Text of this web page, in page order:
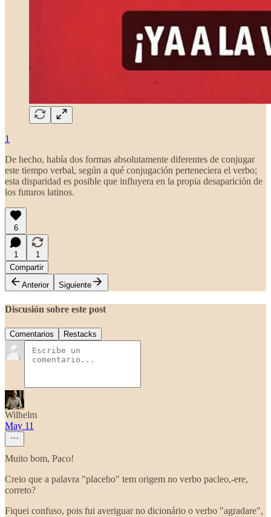
1
De hecho, había dos formas absolutamente diferentes de conjugar
este tiempo verbal, según a qué conjugación perteneciera el verbo;
esta disparidad es posible que influyera en la propia desaparición de
los futuros latinos.
6
1
1
Compartir
Anterior
Siguiente
Discusión sobre este post
Comentarios Restacks
Wilhelm
May 11
Muito bom, Paco!
Creio que a palavra "placebo" tem origem no verbo pacleo,-ere,
correto?
Fiquei confuso, pois fui averiguar no dicionário o verbo "agradare",